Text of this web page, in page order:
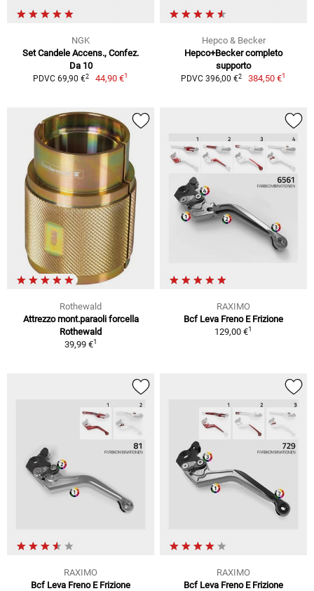
NGK
Set Candele Accens., Confez.
Da 10
PDVC 69,90 €2 44,90 €1
Hepco & Becker
Hepco+Becker completo
supporto
PDVC 396,00 €2 384,50 €1
Rothewald
Attrezzo mont.paraoli forcella
Rothewald
39,99 €1
RAXIMO
Bcf Leva Freno E Frizione
129,00 €1
RAXIMO
Bcf Leva Freno E Frizione
RAXIMO
Bcf Leva Freno E Frizione